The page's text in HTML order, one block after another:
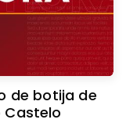
de botija de
Castelo